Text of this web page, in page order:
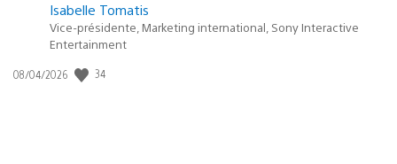
Isabelle Tomatis
Vice-présidente, Marketing international, Sony Interactive
Entertainment
Date
08/04/2026 34